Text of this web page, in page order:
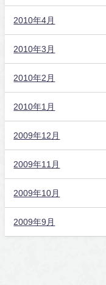
2010年4月
2010年3月
2010年2月
2010年1月
2009年12月
2009年11月
2009年10月
2009年9月